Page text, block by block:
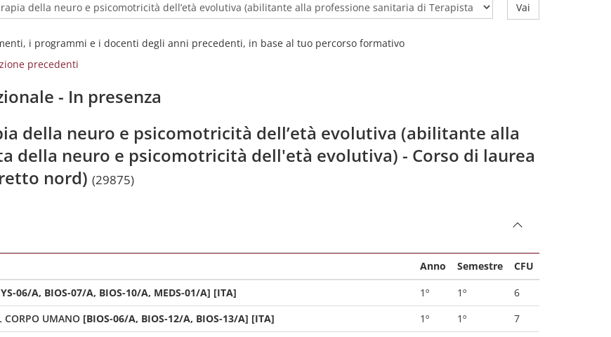
Vai
i programmi e i docenti degli anni precedenti, in base al tuo percorso formativo
precedenti
- In presenza
della neuro e psicomotricità dell’età evolutiva (abilitante alla
della neuro e psicomotricità dell'età evolutiva) - Corso di laurea
nord) (29875)
Anno Semestre
CFU
06/A, BIOS-07/A, BIOS-10/A, MEDS-01/A] [ITA] 1º 1º
6
CORPO UMANO [BIOS-06/A, BIOS-12/A, BIOS-13/A] [ITA] 1º 1º
7